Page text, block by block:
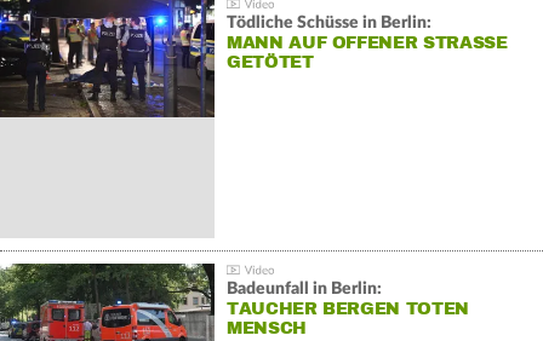
Tödliche Schüsse in Berlin:
MANN AUF OFFENER STRASSE G
ETÖTET
Badeunfall in Berlin:
TAUCHER BERGEN TOTEN
MENSCH